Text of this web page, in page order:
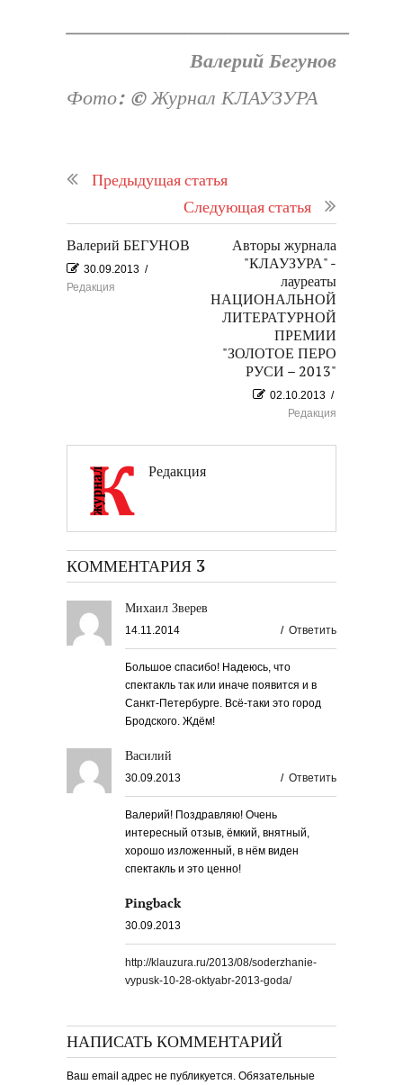
Валерий Бегунов
Фото: ©Журнал КЛАУЗУРА
Предыдущая статья
Следующая статья
Валерий БЕГУНОВ
30.09.2013 /
Редакция
Авторы журнала
"КЛАУЗУРА" -
лауреаты
НАЦИОНАЛЬНОЙ
ЛИТЕРАТУРНОЙ
ПРЕМИИ
"ЗОЛОТОЕ ПЕРО
РУСИ – 2013"
02.10.2013 /
Редакция
Редакция
КОММЕНТАРИЯ 3
Михаил Зверев
14.11.2014 / Ответить
Большое спасибо! Надеюсь, что
спектакль так или иначе появится и в
Санкт-Петербурге. Всё-таки это город
Бродского. Ждём!
Василий
30.09.2013 / Ответить
Валерий! Поздравляю! Очень
интересный отзыв, ёмкий, внятный,
хорошо изложенный, в нём виден
спектакль и это ценно!
Pingback
30.09.2013
http://klauzura.ru/2013/08/soderzhanie-
vypusk-10-28-oktyabr-2013-goda/
НАПИСАТЬ КОММЕНТАРИЙ
Ваш email адрес не публикуется. Обязательные